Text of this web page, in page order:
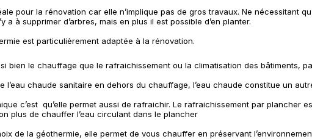
pour la rénovation car elle n’implique pas de gros travaux. Ne nécessitant
a à supprimer d’arbres, mais en plus il est possible d’en planter.
est particulièrement adaptée à la rénovation.
bien le chauffage que le rafraichissement ou la climatisation des bâtiments,
l’eau chaude sanitaire en dehors du chauffage, l’eau chaude constitue un
c’est qu’elle permet aussi de rafraichir. Le rafraichissement par plancher
plus de chauffer l’eau circulant dans le plancher
de la géothermie, elle permet de vous chauffer en préservant